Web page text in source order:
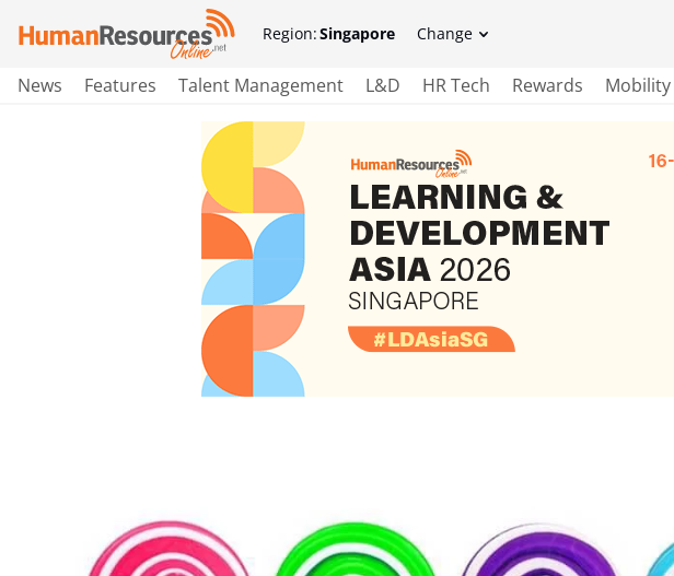
Region:Singapore Change
News Features Talent Management L&D HR Tech Rewards Mobility